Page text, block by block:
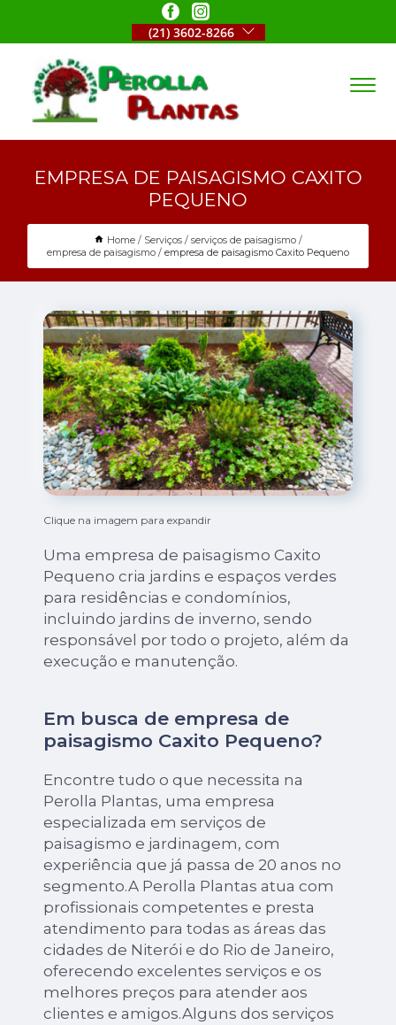
(21) 3602-8266
EMPRESA DE PAISAGISMO CAXITO
PEQUENO
Home Serviços
serviços de paisagismo
empresa de paisagismo
empresa de paisagismo Caxito Pequeno
Clique na imagem para expandir
Uma empresa de paisagismo Caxito
Pequeno cria jardins e espaços verdes
para residências e condomínios,
incluindo jardins de inverno, sendo
responsável por todo o projeto, além da
execução e manutenção.
Em busca de empresa de
paisagismo Caxito Pequeno?
Encontre tudo o que necessita na
Perolla Plantas, uma empresa
especializada em serviços de
paisagismo e jardinagem, com
experiência que já passa de 20 anos no
segmento.A Perolla Plantas atua com
profissionais competentes e presta
atendimento para todas as áreas das
cidades de Niterói e do Rio de Janeiro,
oferecendo excelentes serviços e os
melhores preços para atender aos
clientes e amigos.Alguns dos serviços